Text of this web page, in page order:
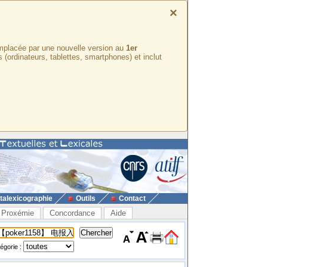
×
par une nouvelle version au 1er
(ordinateurs, tablettes, smartphones) et inclut
Outils Contact
Proxémie Concordance Aide
: